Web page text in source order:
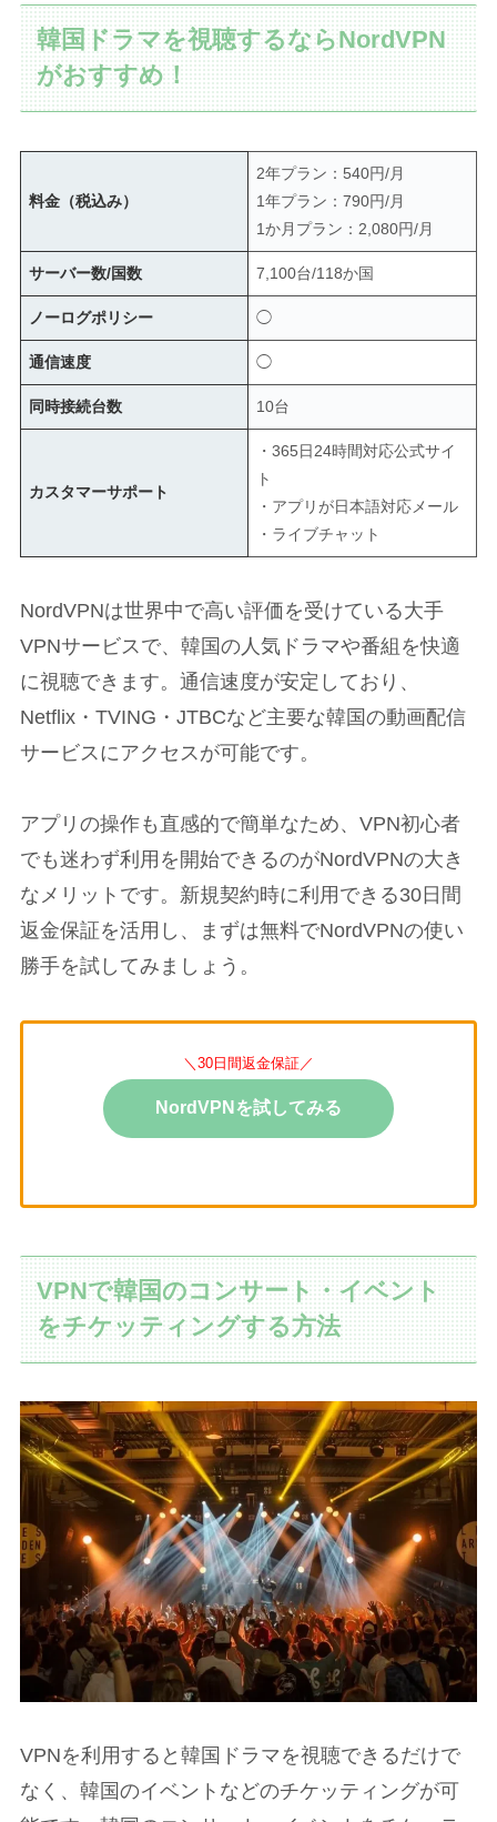
韓国ドラマを視聴するならNordVPN
がおすすめ！
料金（税込み）
2年プラン：540円/月
1年プラン：790円/月
1か月プラン：2,080円/月
サーバー数/国数 7,100台/118か国
ノーログポリシー ◯
通信速度 ◯
同時接続台数 10台
カスタマーサポート
・365日24時間対応公式サイ
ト
・アプリが日本語対応メール
・ライブチャット
NordVPNは世界中で高い評価を受けている大手
VPNサービスで、韓国の人気ドラマや番組を快適
に視聴できます。通信速度が安定しており、
Netflix・TVING・JTBCなど主要な韓国の動画配信
サービスにアクセスが可能です。
アプリの操作も直感的で簡単なため、VPN初心者
でも迷わず利用を開始できるのがNordVPNの大き
なメリットです。新規契約時に利用できる30日間
返金保証を活用し、まずは無料でNordVPNの使い
勝手を試してみましょう。
＼30日間返金保証／
NordVPNを試してみる
VPNで韓国のコンサート・イベント
をチケッティングする方法
VPNを利用すると韓国ドラマを視聴できるだけで
なく、韓国のイベントなどのチケッティングが可